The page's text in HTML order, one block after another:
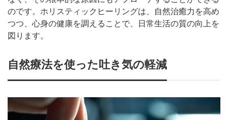
のです。ホリスティックヒーリングは、自然治癒力を高め
つつ、心身の健康を調えることで、日常生活の質の向上を
図ります。
自然療法を使った吐き気の軽減